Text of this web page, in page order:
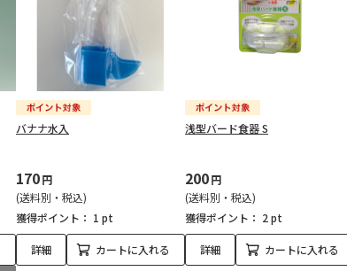
バナナ水入
170円
(送料別・税込)
獲得ポイント： 1 pt
詳細 カートに入れる
浅型バード食器 S
200円
(送料別・税込)
獲得ポイント： 2 pt
詳細 カートに入れる